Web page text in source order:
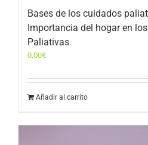
Bases de los cuidados
Importancia del hogar en
Paliativas
0,00€
Añadir al carrito